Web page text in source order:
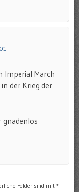
Imperial March
der Krieg der
gnadenlos
Felder sind mit *